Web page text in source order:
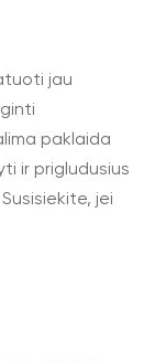
jau
paklaida
ir prigludusius
jei